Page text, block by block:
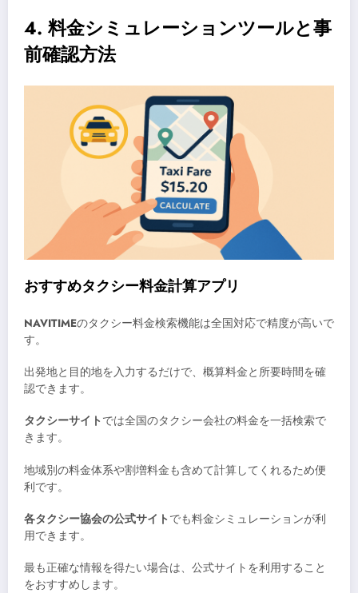
4. 料金シミュレーションツールと事
前確認方法
おすすめタクシー料金計算アプリ
NAVITIMEのタクシー料金検索機能は全国対応で精度が高いで
す。
出発地と目的地を入力するだけで、概算料金と所要時間を確
認できます。
タクシーサイト では全国のタクシー会社の料金を一括検索で
きます。
地域別の料金体系や割増料金も含めて計算してくれるため便
利です。
各タクシー協会の公式サイト でも料金シミュレーションが利
用できます。
最も正確な情報を得たい場合は、公式サイトを利用すること
をおすすめします。